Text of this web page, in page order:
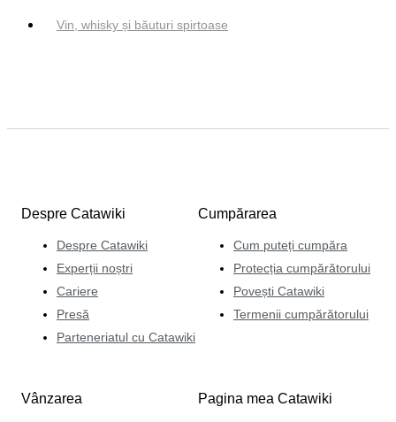
Vin, whisky și băuturi spirtoase
Despre Catawiki
Despre Catawiki
Experții noștri
Cariere
Presă
Parteneriatul cu Catawiki
Cumpărarea
Cum puteți cumpăra
Protecția cumpărătorului
Povești Catawiki
Termenii cumpărătorului
Vânzarea Pagina mea Catawiki